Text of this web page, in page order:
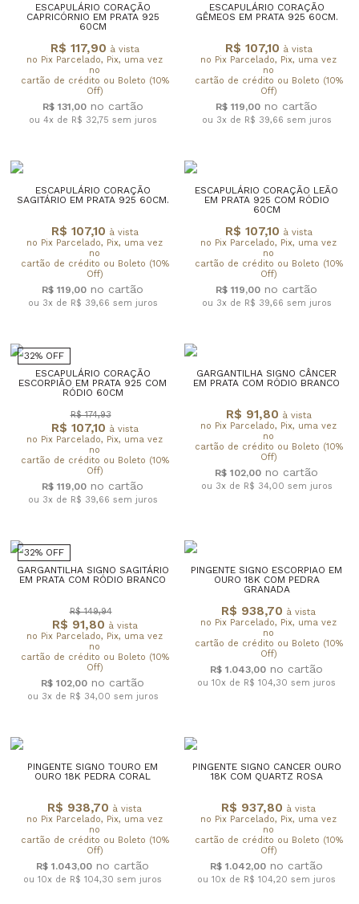
ESCAPULÁRIO CORAÇÃO
CAPRICÓRNIO EM PRATA 925
60CM
R$ 117,90 à vista
no Pix Parcelado, Pix, uma vez
no
cartão de crédito ou Boleto (10%
Off)
R$ 131,00
ou 4x de R$ 32,75 sem juros
ESCAPULÁRIO CORAÇÃO
GÊMEOS EM PRATA 925 60CM.
R$ 107,10 à vista
no Pix Parcelado, Pix, uma vez
no
cartão de crédito ou Boleto (10%
Off)
R$ 119,00
ou 3x de R$ 39,66 sem juros
ESCAPULÁRIO CORAÇÃO
SAGITÁRIO EM PRATA 925 60CM.
R$ 107,10 à vista
no Pix Parcelado, Pix, uma vez
no
cartão de crédito ou Boleto (10%
Off)
R$ 119,00
ou 3x de R$ 39,66 sem juros
ESCAPULÁRIO CORAÇÃO LEÃO
EM PRATA 925 COM RÓDIO
60CM
R$ 107,10 à vista
no Pix Parcelado, Pix, uma vez
no
cartão de crédito ou Boleto (10%
Off)
R$ 119,00
ou 3x de R$ 39,66 sem juros
32% OFF
ESCAPULÁRIO CORAÇÃO
ESCORPIÃO EM PRATA 925 COM
RÓDIO 60CM
R$ 107,10 à vista
no Pix Parcelado, Pix, uma vez
no
cartão de crédito ou Boleto (10%
Off)
R$ 174,93
R$ 119,00
ou 3x de R$ 39,66 sem juros
GARGANTILHA SIGNO CÂNCER
EM PRATA COM RÓDIO BRANCO
R$ 91,80 à vista
no Pix Parcelado, Pix, uma vez
no
cartão de crédito ou Boleto (10%
Off)
R$ 102,00
ou 3x de R$ 34,00 sem juros
32% OFF
GARGANTILHA SIGNO SAGITÁRIO
EM PRATA COM RÓDIO BRANCO
R$ 91,80 à vista
no Pix Parcelado, Pix, uma vez
no
cartão de crédito ou Boleto (10%
Off)
R$ 149,94
R$ 102,00
ou 3x de R$ 34,00 sem juros
PINGENTE SIGNO ESCORPIAO EM
OURO 18K COM PEDRA
GRANADA
R$ 938,70 à vista
no Pix Parcelado, Pix, uma vez
no
cartão de crédito ou Boleto (10%
Off)
R$ 1.043,00
ou 10x de R$ 104,30 sem juros
PINGENTE SIGNO TOURO EM
OURO 18K PEDRA CORAL
R$ 938,70 à vista
no Pix Parcelado, Pix, uma vez
no
cartão de crédito ou Boleto (10%
Off)
R$ 1.043,00
ou 10x de R$ 104,30 sem juros
PINGENTE SIGNO CANCER OURO
18K COM QUARTZ ROSA
R$ 937,80 à vista
no Pix Parcelado, Pix, uma vez
no
cartão de crédito ou Boleto (10%
Off)
R$ 1.042,00
ou 10x de R$ 104,20 sem juros